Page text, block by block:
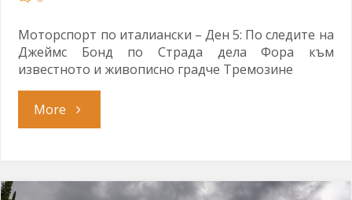
Моторспорт по италиански – Ден 5: По следите на
Джеймс Бонд по Страда дела Фора към
известното и живописно градче Тремозине
More"По
на